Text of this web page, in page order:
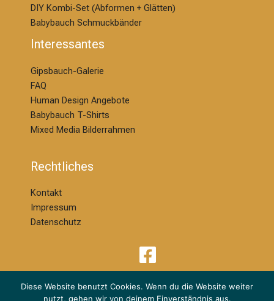
DIY Kombi-Set (Abformen + Glätten)
Babybauch Schmuckbänder
Interessantes
Gipsbauch-Galerie
FAQ
Human Design Angebote
Babybauch T-Shirts
Mixed Media Bilderrahmen
Rechtliches
Kontakt
Impressum
Datenschutz
Diese Website benutzt Cookies. Wenn du die Website weiter
nutzt, gehen wir von deinem Einverständnis aus.